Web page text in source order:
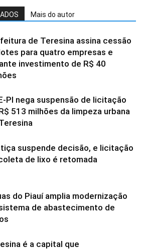
Mais do autor
de Teresina assina cessão
para quatro empresas e
investimento de R$ 40
PI nega suspensão de licitação
513 milhões da limpeza urbana
suspende decisão, e licitação
de lixo é retomada
do Piauí amplia modernização
de abastecimento de
é a capital que